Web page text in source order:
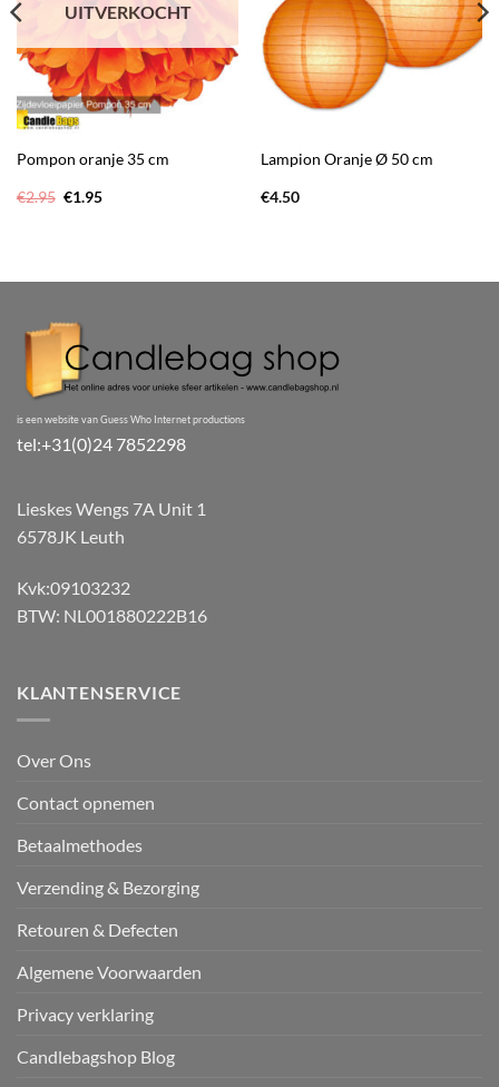
UITVERKOCHT
Pompon oranje 35 cm
€2.95 Oorspronkelijke
€1.95Huidige
Lampion Oranje Ø 50 cm
€4.50
is een website van Guess Who Internet productions
tel:+31(0)24 7852298
Lieskes Wengs 7A Unit 1
6578JK Leuth
Kvk:09103232
BTW: NL001880222B16
KLANTENSERVICE
Over Ons
Contact opnemen
Betaalmethodes
Verzending & Bezorging
Retouren & Defecten
Algemene Voorwaarden
Privacy verklaring
Candlebagshop Blog